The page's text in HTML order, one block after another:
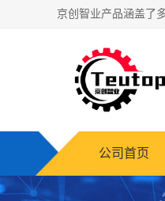
公司首页